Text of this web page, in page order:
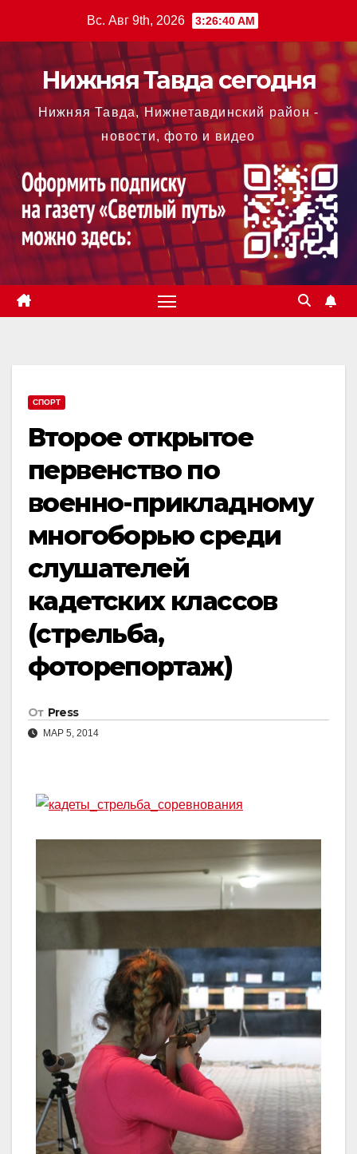
содержимому
Вс. Авг 9th, 2026 3:26:43 AM
Нижняя Тавда сегодня
Нижняя Тавда, Нижнетавдинский район -
новости, фото и видео
СПОРТ
Второе открытое
первенство по
военно-прикладному
многоборью среди
слушателей
кадетских классов
(стрельба,
фоторепортаж)
От Press
МАР 5, 2014